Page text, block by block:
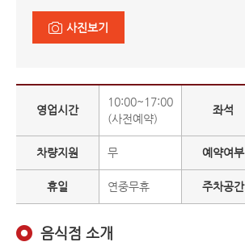
사진보기
영업시간
10:00~17:00
(사전예약)
좌석
차량지원 무 예약여부
휴일 연중무휴 주차공간
음식점 소개